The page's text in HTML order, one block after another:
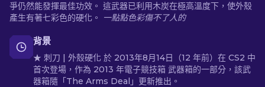
爭仍然能發揮最佳功效。 這武器已利用木炭在極高溫度下，使外殼
產生有著七彩色的硬化。
一點點色彩傷不了人的
背景
★ 刺刀 | 外殼硬化 於 2013年8月14日（12 年前）在 CS2 中
首次登場，作為 2013 年電子競技箱 武器箱的一部分，該武
器箱隨「The Arms Deal」更新推出。